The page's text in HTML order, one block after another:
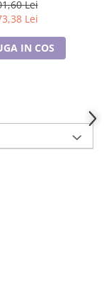
Lei
Lei
IN COS